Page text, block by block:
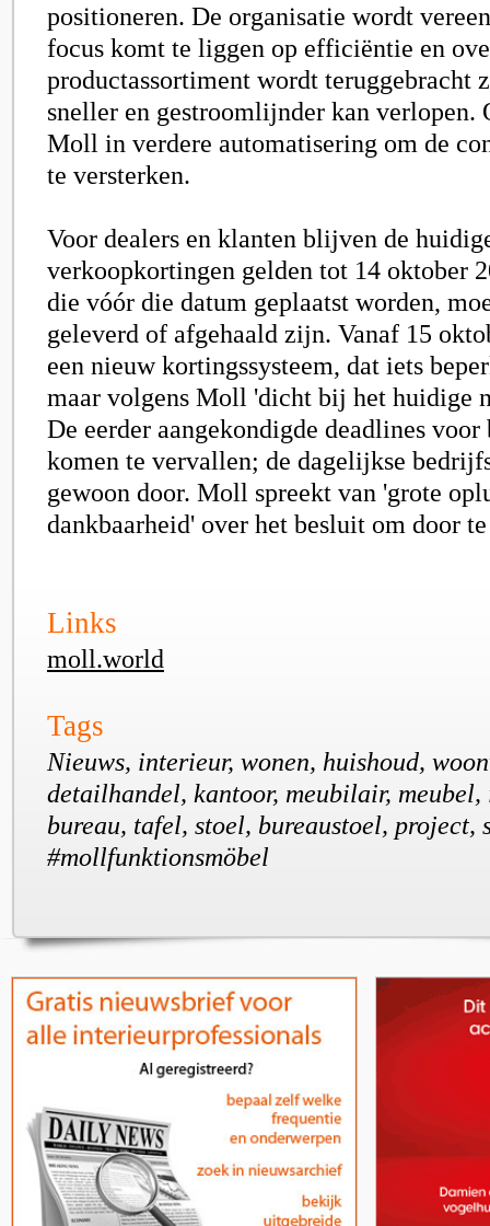
positioneren. De organisatie wordt
focus komt te liggen op efficiëntie en
productassortiment wordt teruggebracht
sneller en gestroomlijnder kan verlopen.
Moll in verdere automatisering om de
te versterken.
Voor dealers en klanten blijven de
verkoopkortingen gelden tot 14 oktober
die vóór die datum geplaatst worden,
geleverd of afgehaald zijn. Vanaf 15
een nieuw kortingssysteem, dat iets
maar volgens Moll 'dicht bij het huidige
De eerder aangekondigde deadlines
komen te vervallen; de dagelijkse
gewoon door. Moll spreekt van 'grote
dankbaarheid' over het besluit om door
Links
moll.world
Tags
Nieuws, interieur, wonen, huishoud,
detailhandel, kantoor, meubilair,
bureau, tafel, stoel, bureaustoel, project,
#mollfunktionsmöbel